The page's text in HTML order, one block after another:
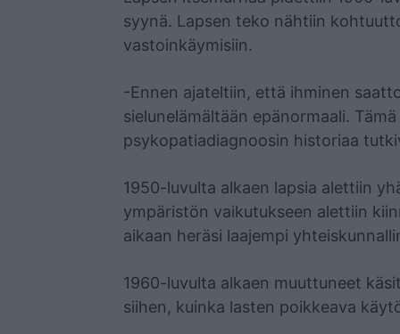
syynä. Lapsen teko nähtiin
vastoinkäymisiin.
-Ennen ajateltiin, että ihminen
sielunelämältään epänormaali.
psykopatiadiagnoosin historiaa
1950-luvulta alkaen lapsia alettiin
ympäristön vaikutukseen alettiin
aikaan heräsi laajempi
1960-luvulta alkaen muuttuneet
siihen, kuinka lasten poikkeava